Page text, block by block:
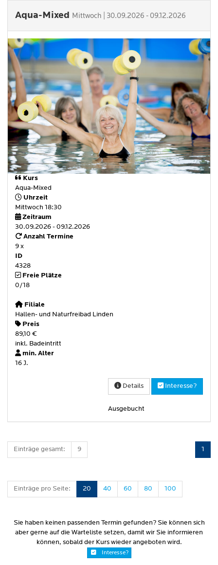
Aqua-Mixed Mittwoch | 30.09.2026 - 09.12.2026
Kurs
Aqua-Mixed
Uhrzeit
Mittwoch 18:30
Zeitraum
30.09.2026 - 09.12.2026
Anzahl Termine
9 x
ID
4328
Freie Plätze
0/18
Filiale
Hallen- und Naturfreibad Linden
Preis
89,10 €
inkl. Badeintritt
min. Alter
16 J.
Details Interesse?
Ausgebucht
1
Einträge gesamt: 9
Einträge pro Seite: 20 40 60 80 100
Sie haben keinen passenden Termin gefunden? Sie können sich
aber gerne auf die Warteliste setzen, damit wir Sie informieren
können, sobald der Kurs wieder angeboten wird.
Interesse?